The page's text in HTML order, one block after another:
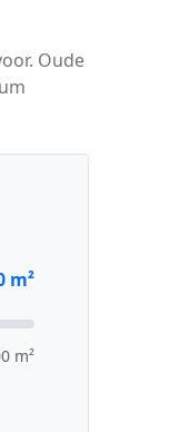
Oude
m²
m²